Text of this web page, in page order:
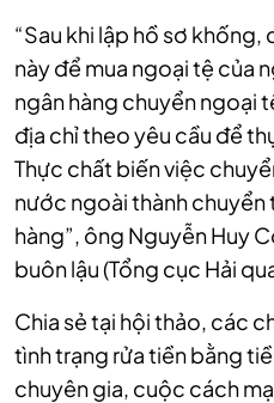
“Sau khi lập hồ sơ
này để mua ngoại tệ của
ngân hàng chuyển ngoại
địa chỉ theo yêu cầu để
Thực chất biến việc
nước ngoài thành
hàng”, ông Nguyễn Huy
buôn lậu (Tổng cục Hải
Chia sẻ tại hội thảo, các
tình trạng rửa tiền bằng
chuyên gia, cuộc cách